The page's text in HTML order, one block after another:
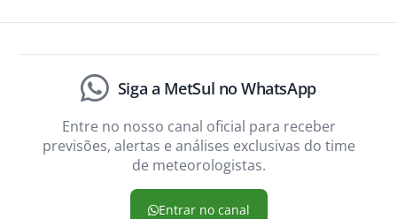
Siga a MetSul no WhatsApp
Entre no nosso canal oficial para receber
previsões, alertas e análises exclusivas do time
de meteorologistas.
Entrar no canal